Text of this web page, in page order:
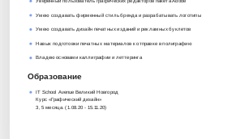
Умею создавать фирменный стиль бренда и разрабатывать логотипы
Умею создавать дизайн печатных изданий и рекламных буклетов
Навык подготовки печатных материалов к отправке в полиграфию
Владею основами каллиграфии и леттеринга
Образование
IT School Avenue Великий Новгород
Курс «Графический дизайн»‎
3, 5 месяца. (1.08.20 - 15.11.20)